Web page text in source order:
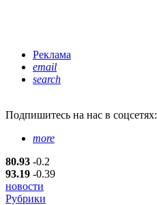
Реклама
email
search
Подпишитесь на нас в соцсетях:
more
80.93 -0.2
93.19 -0.39
новости
Рубрики